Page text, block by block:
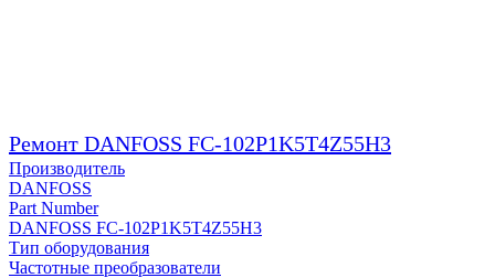
Ремонт DANFOSS FC-102P1K5T4Z55H3
Производитель
DANFOSS
Part Number
DANFOSS FC-102P1K5T4Z55H3
Тип оборудования
Частотные преобразователи